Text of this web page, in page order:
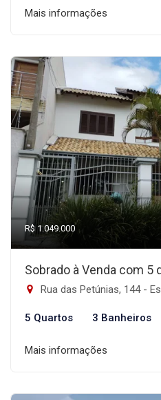
Mais informações
R$ 1.049.000
Sobrado à Venda com 5
Rua das Petúnias, 144 -
5 Quartos 3 Banheiros
Mais informações